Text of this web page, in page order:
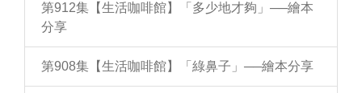
第912集【生活咖啡館】「多少地才夠」──繪本
分享
第908集【生活咖啡館】「綠鼻子」──繪本分享